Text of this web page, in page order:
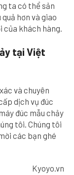
ta có thể sản
hơn và giao
của khách hàng.
tại Việt
và chuyên
dịch vụ đúc
đúc mẫu chảy
tôi. Chúng tôi
các bạn ghé
Kyoyo.vn